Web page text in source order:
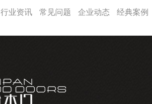
行业资讯 常见问题 企业动态 经典案例